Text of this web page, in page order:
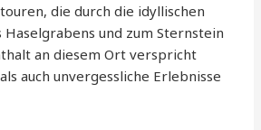
die durch die idyllischen
Haselgrabens und zum Sternstein
an diesem Ort verspricht
auch unvergessliche Erlebnisse